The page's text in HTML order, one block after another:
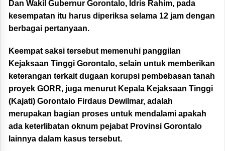
Dan Wakil Gubernur Gorontalo, Idris Rahim, pada
kesempatan itu harus diperiksa selama 12 jam dengan
berbagai pertanyaan.
Keempat saksi tersebut memenuhi panggilan
Kejaksaan Tinggi Gorontalo, selain untuk memberikan
keterangan terkait dugaan korupsi pembebasan tanah
proyek GORR, juga menurut Kepala Kejaksaan Tinggi
(Kajati) Gorontalo Firdaus Dewilmar, adalah
merupakan bagian proses untuk mendalami apakah
ada keterlibatan oknum pejabat Provinsi Gorontalo
lainnya dalam kasus tersebut.